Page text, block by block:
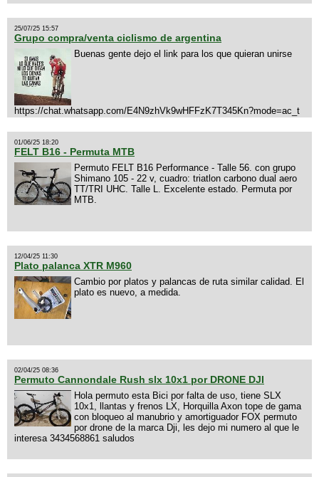
25/07/25 15:57
Grupo compra/venta ciclismo de argentina
Buenas gente dejo el link para los que quieran unirse
https://chat.whatsapp.com/E4N9zhVk9wHFFzK7T345Kn?mode=ac_t
01/06/25 18:20
FELT B16 - Permuta MTB
Permuto FELT B16 Performance - Talle 56. con grupo
Shimano 105 - 22 v, cuadro: triatlon carbono dual aero
TT/TRI UHC. Talle L. Excelente estado. Permuta por
MTB.
12/04/25 11:30
Plato palanca XTR M960
Cambio por platos y palancas de ruta similar calidad. El
plato es nuevo, a medida.
02/04/25 08:36
Permuto Cannondale Rush slx 10x1 por DRONE DJI
Hola permuto esta Bici por falta de uso, tiene SLX
10x1, llantas y frenos LX, Horquilla Axon tope de gama
con bloqueo al manubrio y amortiguador FOX permuto
por drone de la marca Dji, les dejo mi numero al que le
interesa 3434568861 saludos